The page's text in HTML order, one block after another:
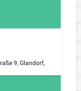
t
o 9, Glandorf,